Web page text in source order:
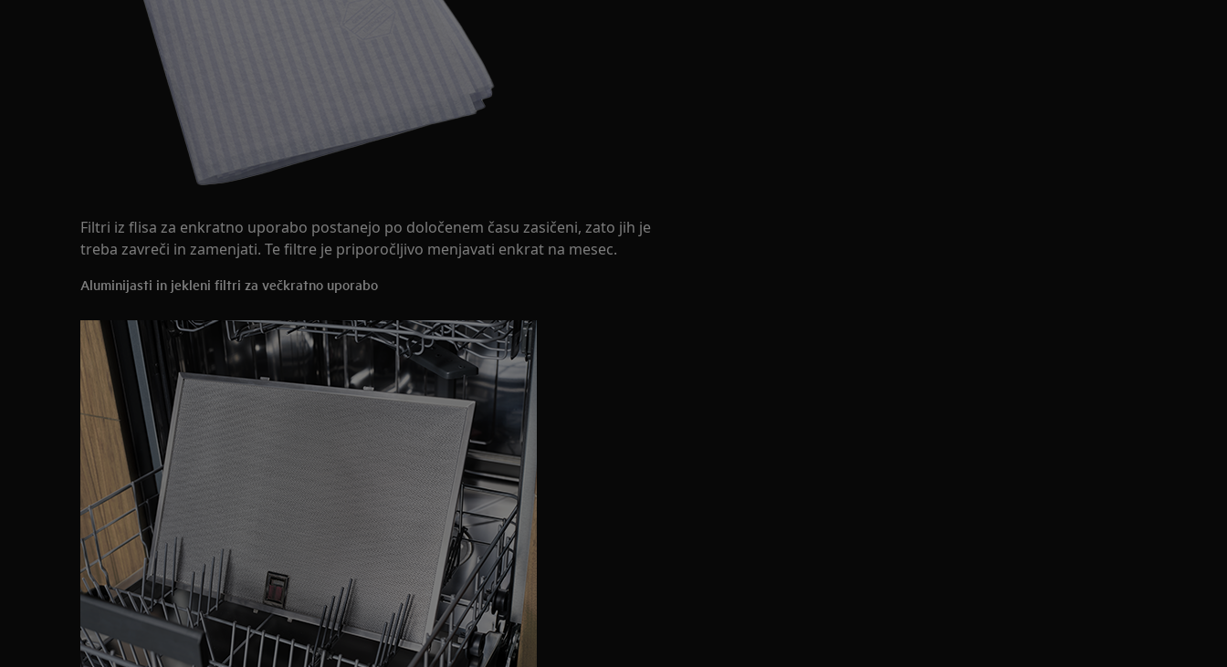
Filtri iz flisa za enkratno uporabo postanejo po določenem času zasičeni, zato jih je
treba zavreči in zamenjati. Te filtre je priporočljivo menjavati enkrat na mesec.
Aluminijasti in jekleni filtri za večkratno uporabo